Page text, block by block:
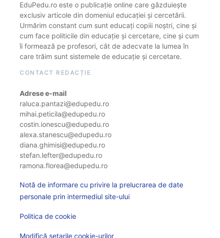
EduPedu.ro este o publicație online care găzduiește
exclusiv articole din domeniul educației și cercetării.
Urmărim constant cum sunt educați copiii noștri, cine și
cum face politicile din educație și cercetare, cine și cum
îi formează pe profesori, cât de adecvate la lumea în
care trăim sunt sistemele de educație și cercetare.
CONTACT REDACȚIE
Adrese e-mail
raluca.pantazi@edupedu.ro
mihai.peticila@edupedu.ro
costin.ionescu@edupedu.ro
alexa.stanescu@edupedu.ro
diana.ghimisi@edupedu.ro
stefan.lefter@edupedu.ro
ramona.florea@edupedu.ro
Notă de informare cu privire la prelucrarea de date
personale prin intermediul site-ului
Politica de cookie
Modifică setarile cookie-urilor